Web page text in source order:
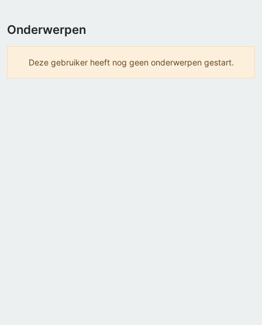
Onderwerpen
Deze gebruiker heeft nog geen onderwerpen gestart.